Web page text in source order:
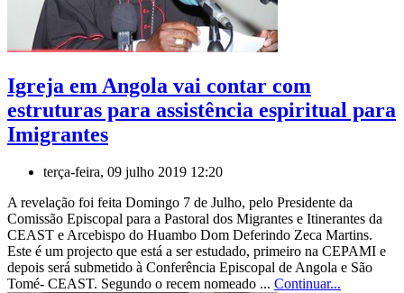
Igreja em Angola vai contar com
estruturas para assistência espiritual para
Imigrantes
terça-feira, 09 julho 2019 12:20
A revelação foi feita Domingo 7 de Julho, pelo Presidente da
Comissão Episcopal para a Pastoral dos Migrantes e Itinerantes da
CEAST e Arcebispo do Huambo Dom Deferindo Zeca Martins.
Este é um projecto que está a ser estudado, primeiro na CEPAMI e
depois será submetido à Conferência Episcopal de Angola e São
Tomé- CEAST. Segundo o recem nomeado ... Continuar...